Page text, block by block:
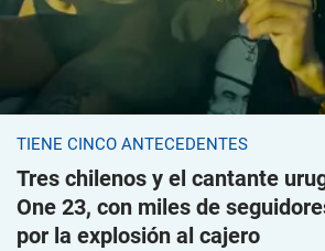
TIENE CINCO ANTECEDENTES
Tres chilenos y el cantante
One 23, con miles de
por la explosión al cajero